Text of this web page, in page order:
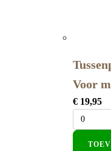
Voor
€ 19,95